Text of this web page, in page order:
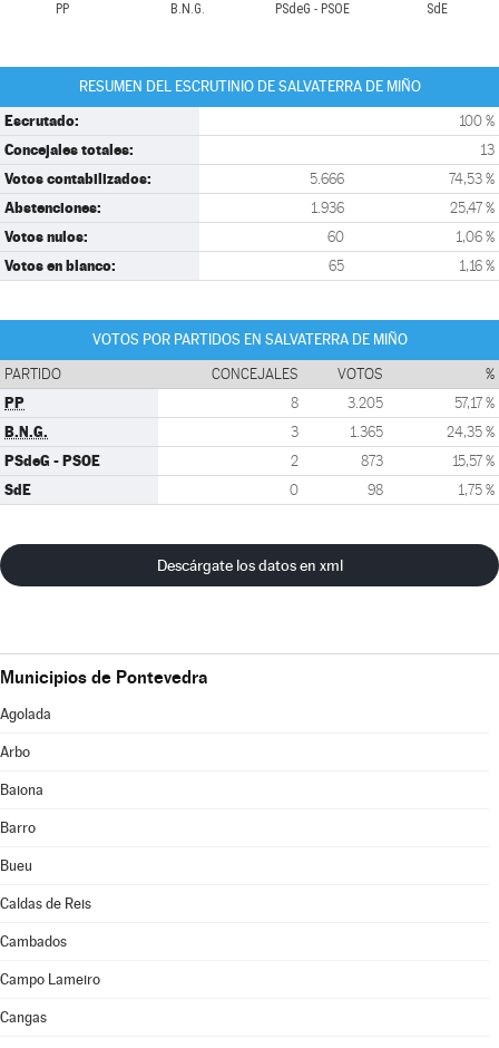
PP B.N.G. PSdeG - PSOE SdE
RESUMEN DEL ESCRUTINIO DE SALVATERRA DE MIÑO
Escrutado: 100 %
Concejales totales: 13
Votos contabilizados: 5.666 74,53 %
Abstenciones: 1.936 25,47 %
Votos nulos: 60 1,06 %
Votos en blanco: 65 1,16 %
VOTOS POR PARTIDOS EN SALVATERRA DE MIÑO
PARTIDO CONCEJALES VOTOS %
PP 8 3.205 57,17 %
B.N.G. 3 1.365 24,35 %
PSdeG - PSOE 2 873 15,57 %
SdE 0 98 1,75 %
Descárgate los datos en xml
Municipios de Pontevedra
Agolada
Arbo
Baiona
Barro
Bueu
Caldas de Reis
Cambados
Campo Lameiro
Cangas